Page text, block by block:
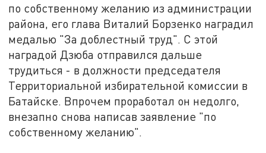
по собственному желанию из администрации
района, его глава Виталий Борзенко наградил
медалью "За доблестный труд". С этой
наградой Дзюба отправился дальше
трудиться - в должности председателя
Территориальной избирательной комиссии в
Батайске. Впрочем проработал он недолго,
внезапно снова написав заявление "по
собственному желанию".